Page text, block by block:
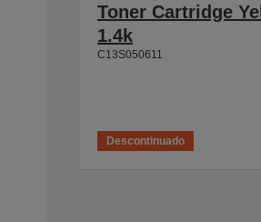
Toner Cartridge
1.4k
C13S050611
Descontinuado